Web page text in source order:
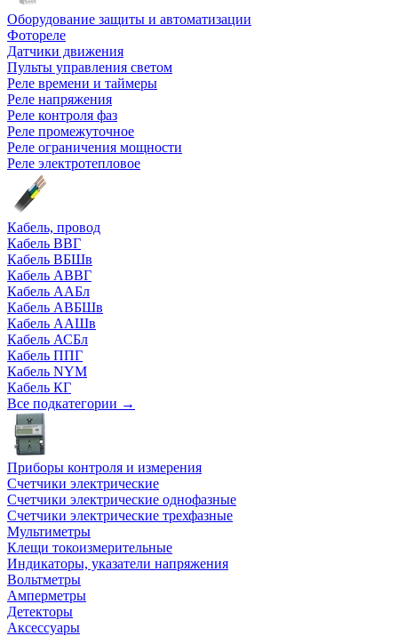
Оборудование защиты и автоматизации
Фотореле
Датчики движения
Пульты управления светом
Реле времени и таймеры
Реле напряжения
Реле контроля фаз
Реле промежуточное
Реле ограничения мощности
Реле электротепловое
Кабель, провод
Кабель ВВГ
Кабель ВБШв
Кабель АВВГ
Кабель ААБл
Кабель АВБШв
Кабель ААШв
Кабель АСБл
Кабель ППГ
Кабель NYM
Кабель КГ
Все подкатегории →
Приборы контроля и измерения
Счетчики электрические
Счетчики электрические однофазные
Счетчики электрические трехфазные
Мультиметры
Клещи токоизмерительные
Индикаторы, указатели напряжения
Вольтметры
Амперметры
Детекторы
Аксессуары